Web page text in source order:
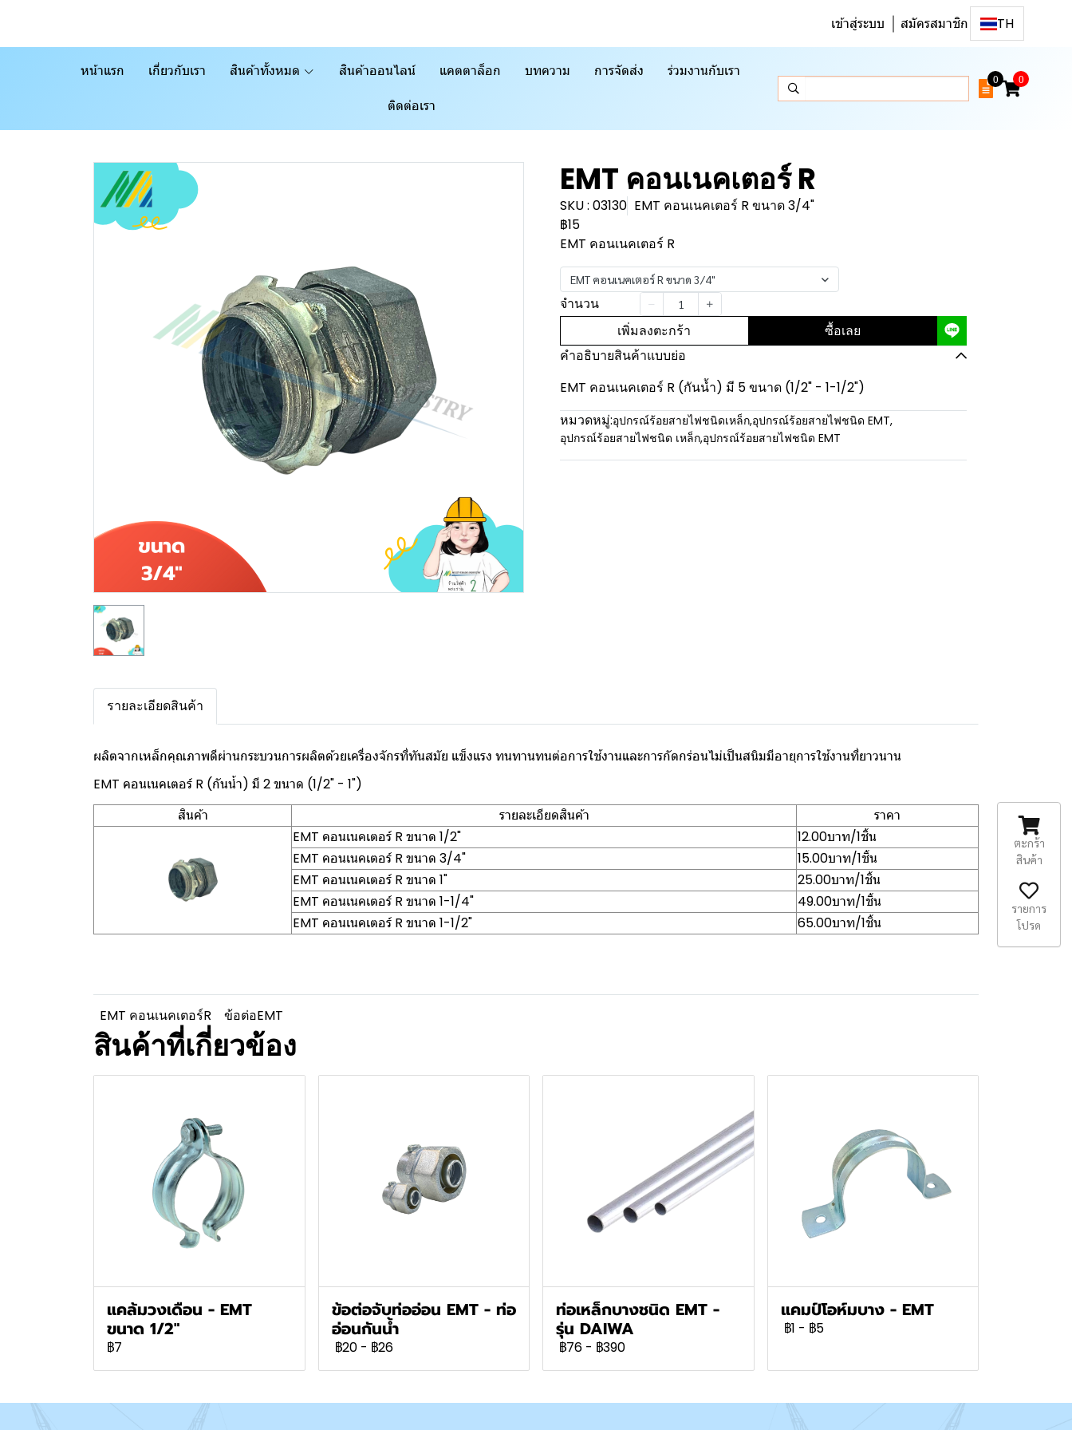
เข้าสู่ระบบ สมัครสมาชิก TH
หน้าแรก เกี่ยวกับเรา สินค้าทั้งหมด สินค้าออนไลน์ แคตตาล็อก บทความ การจัดส่ง ร่วมงานกับเรา
ติดต่อเรา
0 0
EMT คอนเนคเตอร์ R
SKU : 03130 EMT คอนเนคเตอร์ R ขนาด 3/4"
฿15
EMT คอนเนคเตอร์ R
EMT คอนเนคเตอร์ R ขนาด 3/4"
จำนวน
เพิ่มลงตะกร้า ซื้อเลย
คำอธิบายสินค้าแบบย่อ
EMT คอนเนคเตอร์ R (กันน้ำ) มี 5 ขนาด (1/2" - 1-1/2")
หมวดหมู่:อุปกรณ์ร้อยสายไฟชนิดเหล็ก,อุปกรณ์ร้อยสายไฟชนิด EMT,
อุปกรณ์ร้อยสายไฟชนิด เหล็ก,อุปกรณ์ร้อยสายไฟชนิด EMT
รายละเอียดสินค้า
ผลิตจากเหล็กคุณภาพดีผ่านกระบวนการผลิตด้วยเครื่องจักรที่ทันสมัย แข็งแรง ทนทานทนต่อการใช้งานและการกัดกร่อนไม่เป็นสนิมมีอายุการใช้งานที่ยาวนาน
EMT คอนเนคเตอร์ R (กันน้ำ) มี 2 ขนาด (1/2" - 1")
สินค้า
รายละเอียดสินค้า
ราคา
EMT คอนเนคเตอร์ R ขนาด 1/2"
12.00บาท/1ชิ้น
EMT คอนเนคเตอร์ R ขนาด 3/4"
15.00บาท/1ชิ้น
EMT คอนเนคเตอร์ R ขนาด 1"
25.00บาท/1ชิ้น
EMT คอนเนคเตอร์ R ขนาด 1-1/4"
49.00บาท/1ชิ้น
EMT คอนเนคเตอร์ R ขนาด 1-1/2"
65.00บาท/1ชิ้น
EMT คอนเนคเตอร์R ข้อต่อEMT
สินค้าที่เกี่ยวข้อง
แคล้มวงเดือน - EMT
ขนาด 1/2"
฿7
ข้อต่อจับท่ออ่อน EMT - ท่อ
อ่อนกันน้ำ
฿20 - ฿26
ท่อเหล็กบางชนิด EMT -
รุ่น DAIWA
฿76 - ฿390
แคมป์โอห์มบาง - EMT
฿1 - ฿5
ตะกร้า
สินค้า
รายการ
โปรด